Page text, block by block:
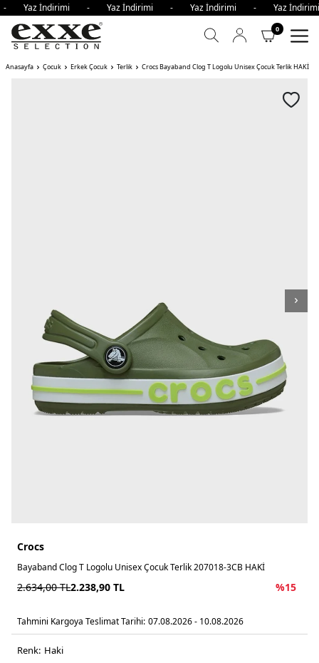
Yaz İndirimi - Yaz İndirimi - Yaz İndirimi - Yaz
0
Anasayfa Çocuk Erkek Çocuk Terlik Crocs Bayaband Clog T Logolu Unisex Çocuk Terlik HAKİ
Crocs
Bayaband Clog T Logolu Unisex Çocuk Terlik 207018-3CB HAKİ
2.634,00TL2.238,90 TL %15
Tahmini Kargoya Teslimat Tarihi: 07.08.2026 - 10.08.2026
Renk: haki̇